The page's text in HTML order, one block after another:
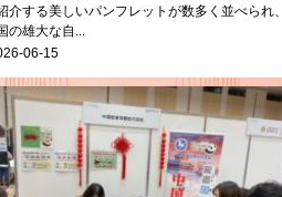
介する美しいパンフレットが数多く並べられ、
の雄大な自...
06-15